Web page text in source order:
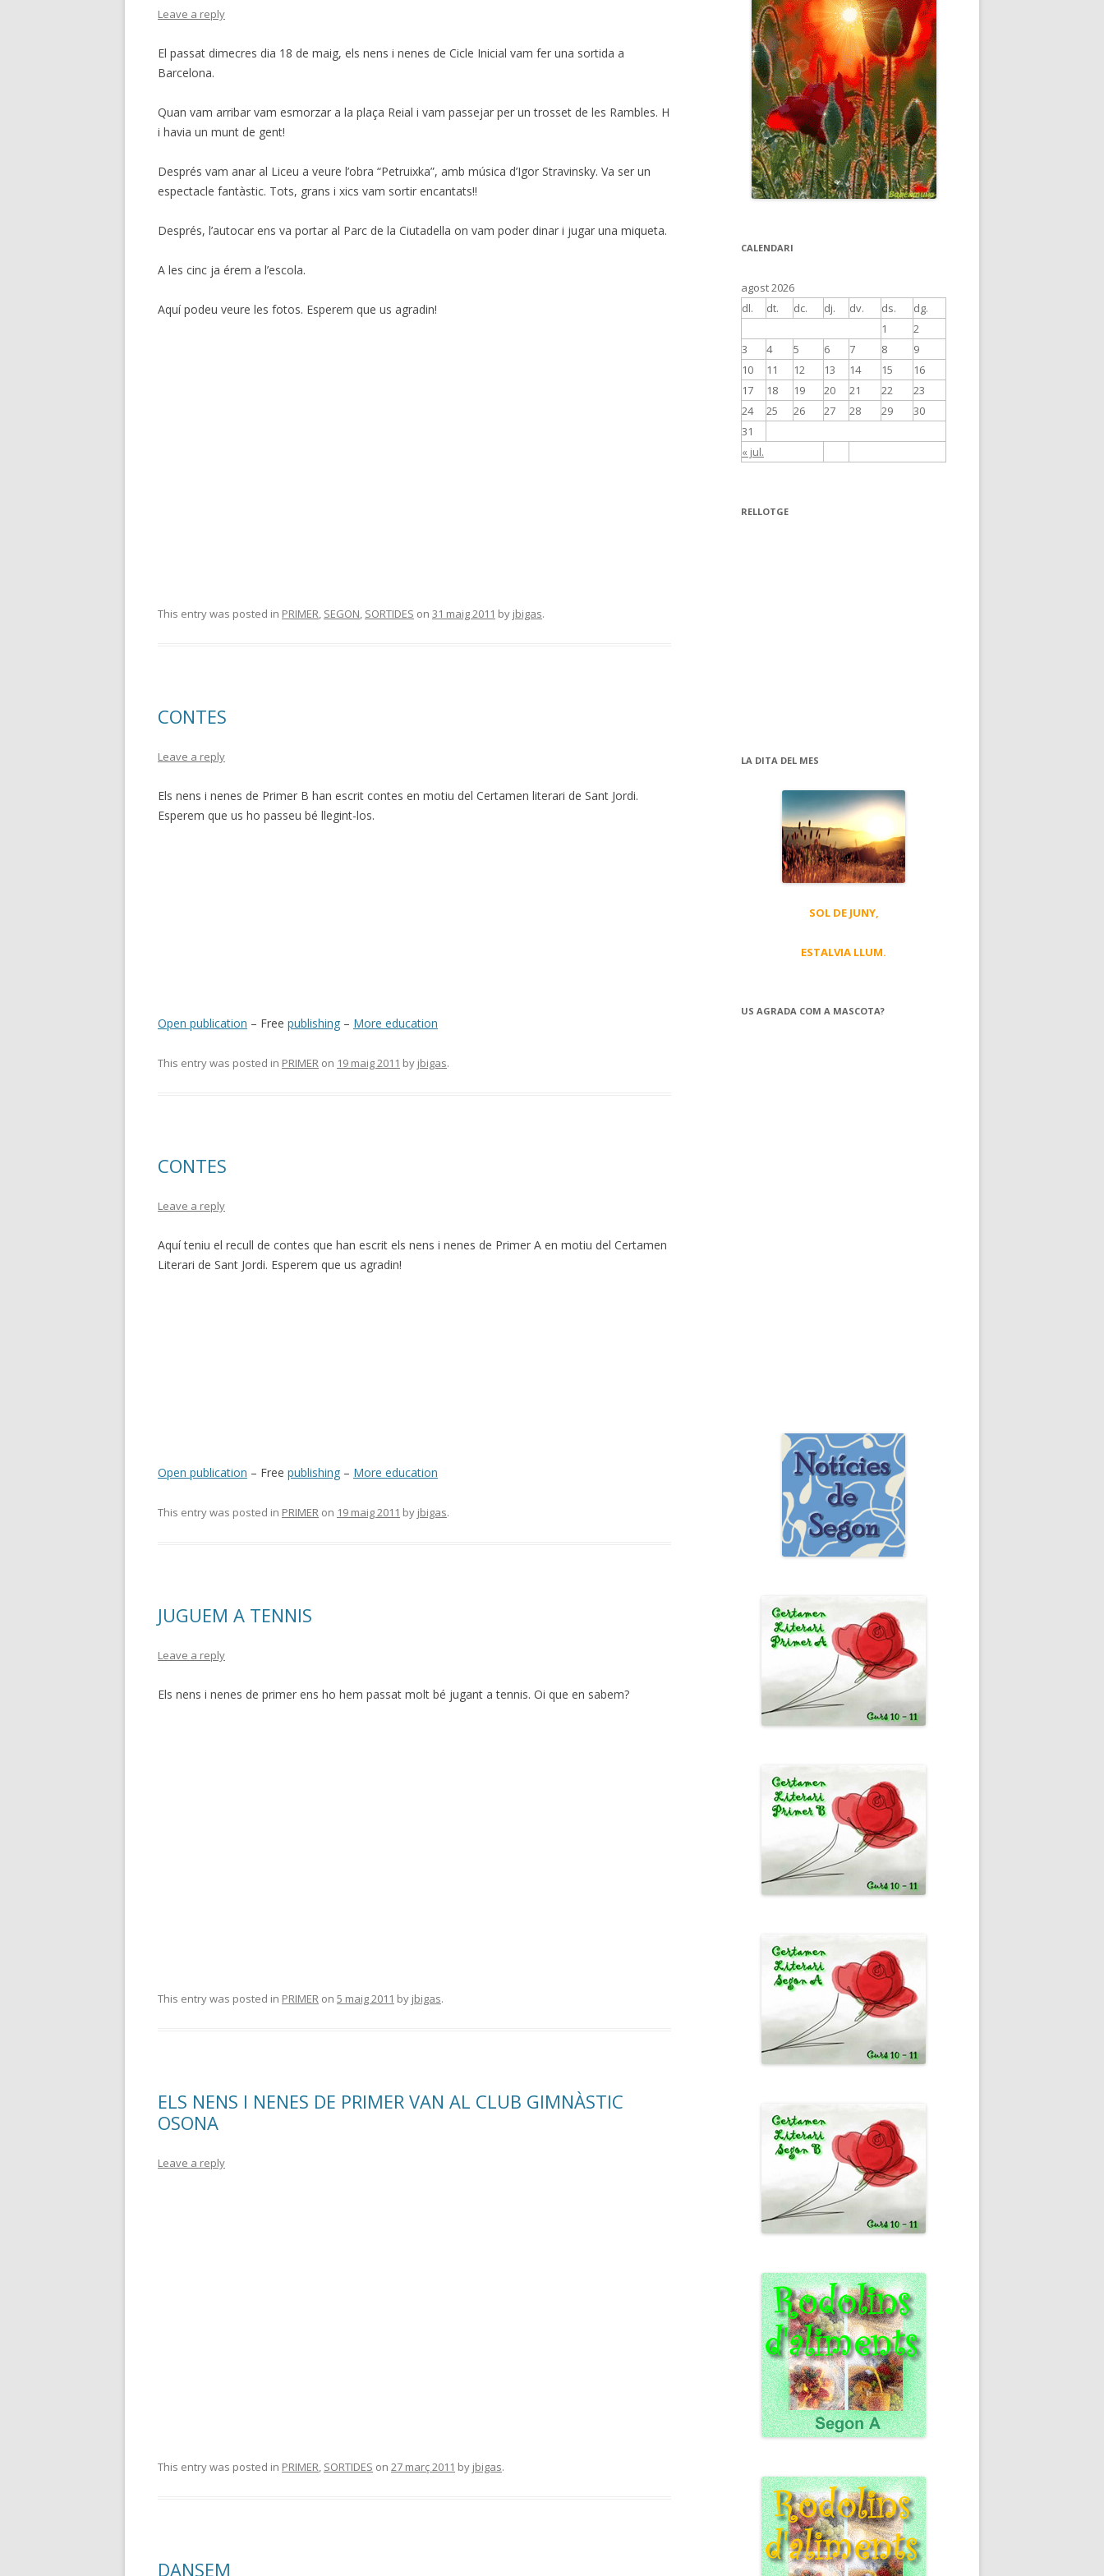
Leave a reply
El passat dimecres dia 18 de maig, els nens i nenes de Cicle Inicial vam fer una sortida a
Barcelona.
Quan vam arribar vam esmorzar a la plaça Reial i vam passejar per un trosset de les Rambles. H
i havia un munt de gent!
Després vam anar al Liceu a veure l’obra “Petruixka”, amb música d’Igor Stravinsky. Va ser un
espectacle fantàstic. Tots, grans i xics vam sortir encantats!!
Després, l’autocar ens va portar al Parc de la Ciutadella on vam poder dinar i jugar una miqueta.
A les cinc ja érem a l’escola.
Aquí podeu veure les fotos. Esperem que us agradin!
This entry was posted in PRIMER, SEGON, SORTIDES on 31 maig 2011 by jbigas.
CONTES
Leave a reply
Els nens i nenes de Primer B han escrit contes en motiu del Certamen literari de Sant Jordi.
Esperem que us ho passeu bé llegint-los.
Open publication – Free publishing – More education
This entry was posted in PRIMER on 19 maig 2011 by jbigas.
CONTES
Leave a reply
Aquí teniu el recull de contes que han escrit els nens i nenes de Primer A en motiu del Certamen
Literari de Sant Jordi. Esperem que us agradin!
Open publication – Free publishing – More education
This entry was posted in PRIMER on 19 maig 2011 by jbigas.
JUGUEM A TENNIS
Leave a reply
Els nens i nenes de primer ens ho hem passat molt bé jugant a tennis. Oi que en sabem?
This entry was posted in PRIMER on 5 maig 2011 by jbigas.
ELS NENS I NENES DE PRIMER VAN AL CLUB GIMNÀSTIC
OSONA
Leave a reply
This entry was posted in PRIMER, SORTIDES on 27 març 2011 by jbigas.
DANSEM
CALENDARI
agost 2026
dl.
dt. dc. dj. dv. ds. dg.
« jul.
1
2
3
4 5 6 7 8
9
10
11 12 13 14 15
16
17
18 19 20 21 22
23
24
25 26 27 28 29
30
31
RELLOTGE
LA DITA DEL MES
SOL DE JUNY,
ESTALVIA LLUM.
US AGRADA COM A MASCOTA?